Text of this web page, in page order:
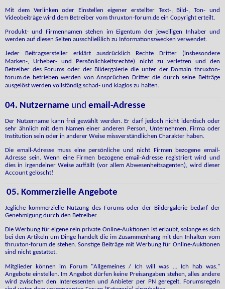
Mit dem Verlinken oder Einstellen eigener erstellter Text-, Bild-, Ton- und
Videobeiträge wird dem Betreiber vom thruxton-forum.de ein Copyright erteilt.
Produkt- und Firmennamen stehen im Eigentum der jeweiligen Inhaber und
werden auf diesen Seiten ausschließlich zu Informationszwecken verwendet.
Jeder Beitragsersteller erklärt ausdrücklich Rechte Dritter (insbesondere
Marken-, Urheber- und Persönlichkeitsrechte) nicht zu verletzen und den
Betreiber des Forums oder der Bildergalerie die unter der Domain thruxton-
forum.de betrieben werden von Ansprüchen Dritter die durch seine Beiträge
ausgelöst werden vollständig schad- und klaglos zu halten.
04. Nutzername und email-Adresse
Der Nutzername kann frei gewählt werden. Er darf jedoch nicht identisch oder
sehr ähnlich mit dem Namen einer anderen Person, Unternehmen, Firma oder
Institution sein oder in anderer Weise missverständlichen Charakter haben.
Die email-Adresse muss eine persönliche und nicht Firmen bezogene email-
Adresse sein. Wenn eine Firmen bezogene email-Adresse registriert wird und
dies in irgendeiner Weise auffällt (vor allem Abwesenheitsagenten), wird dieser
Account gelöscht!
05. Kommerzielle Angebote
Jegliche kommerzielle Nutzung des Forums oder der Bildergalerie bedarf der
Genehmigung durch den Betreiber.
Die Werbung für eigene rein private Online-Auktionen ist erlaubt, solange es sich
bei den Artikeln um Dinge handelt die im Zusammenhang mit den Inhalten vom
thruxton-forum.de stehen. Sonstige Beiträge mit Werbung für Online-Auktionen
sind nicht gestattet.
Mitglieder können im Forum "Allgemeines / Ich will was ... Ich hab was."
Angebote einstellen. Im Angebot dürfen keine Preisangaben stehen, alles andere
wird zwischen den Interessenten und Anbieter per PN geregelt. Forumsregeln